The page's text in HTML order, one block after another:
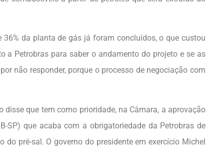
da planta de gás já foram concluídos, o que custou
a Petrobras para saber o andamento do projeto e se as
não responder, porque o processo de negociação com
que tem como prioridade, na Câmara, a aprovação
SP) que acaba com a obrigatoriedade da Petrobras de
pré-sal. O governo do presidente em exercício Michel